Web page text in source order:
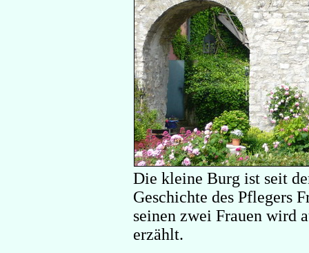
Die kleine Burg ist seit
Geschichte des Pflegers
seinen zwei Frauen wird
erzählt.